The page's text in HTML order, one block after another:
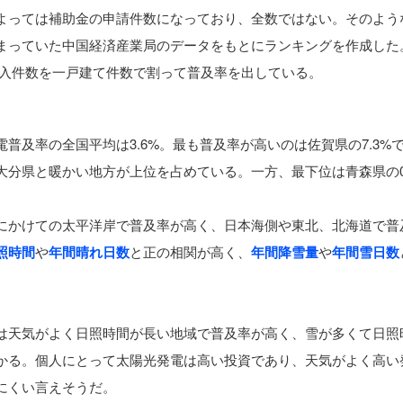
っては補助金の申請件数になっており、全数ではない。そのよ
っていた中国経済産業局のデータをもとにランキングを作成し
件数を一戸建て件数で割って普及率を出している。
及率の全国平均は3.6%。最も普及率が高いのは佐賀県の7.3%
県と暖かい地方が上位を占めている。一方、最下位は青森県の
かけての太平洋岸で普及率が高く、日本海側や東北、北海道で
時間や年間晴れ日数と正の相関が高く、 年間降雪量や年間雪日数
天気がよく日照時間が長い地域で普及率が高く、雪が多くて日
る。個人にとって太陽光発電は高い投資であり、天気がよく高
い言えそうだ。